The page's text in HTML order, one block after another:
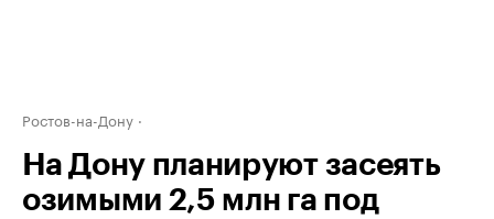
Ростов-на-Дону
На Дону планируют засеять
озимыми 2,5 млн га под